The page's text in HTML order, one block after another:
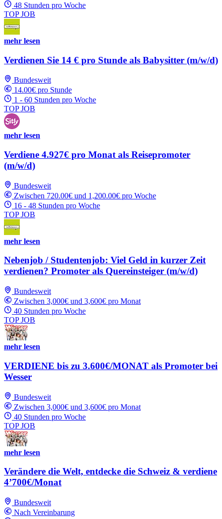
48 Stunden pro Woche
TOP JOB
mehr lesen
Verdienen Sie 14 € pro Stunde als Babysitter (m/w/d)
Bundesweit
14.00€ pro Stunde
1 - 60 Stunden pro Woche
TOP JOB
mehr lesen
Verdiene 4.927€ pro Monat als Reisepromoter
(m/w/d)
Bundesweit
Zwischen 720.00€ und 1,200.00€ pro Woche
16 - 48 Stunden pro Woche
TOP JOB
mehr lesen
Nebenjob / Studentenjob: Viel Geld in kurzer Zeit
verdienen? Promoter als Quereinsteiger (m/w/d)
Bundesweit
Zwischen 3,000€ und 3,600€ pro Monat
40 Stunden pro Woche
TOP JOB
mehr lesen
VERDIENE bis zu 3.600€/MONAT als Promoter bei
Wesser
Bundesweit
Zwischen 3,000€ und 3,600€ pro Monat
40 Stunden pro Woche
TOP JOB
mehr lesen
Verändere die Welt, entdecke die Schweiz & verdiene
4’700€/Monat
Bundesweit
Nach Vereinbarung